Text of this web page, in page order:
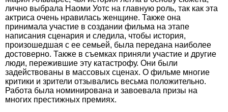
лично выбрала Наоми Уотс на главную роль, так как эта
актриса очень нравилась женщине. Также она
принимала участие в создании фильма на этапе
написания сценария и следила, чтобы история,
произошедшая с ее семьей, была передана наиболее
достоверно. Также в съемках приняли участие и другие
люди, пережившие эту катастрофу. Они были
задействованы в массовых сценах. О фильме многие
критики и зрители отзывались весьма положительно.
Работа была номинирована и завоевала призы на
многих престижных премиях.